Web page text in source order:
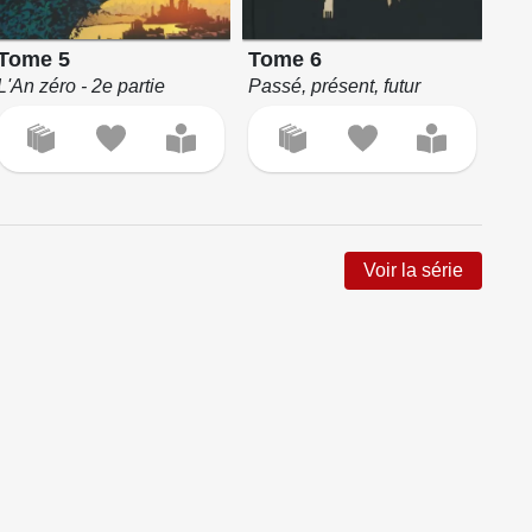
5
zéro - 2e partie
Tome 6
Passé, présent, futur
Voir la série